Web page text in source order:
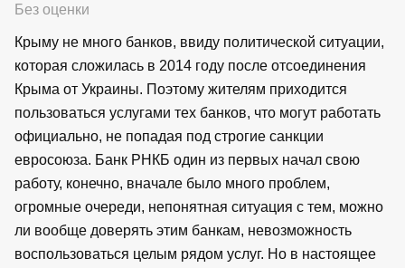
Без оценки
Крыму не много банков, ввиду политической ситуации,
которая сложилась в 2014 году после отсоединения
Крыма от Украины. Поэтому жителям приходится
пользоваться услугами тех банков, что могут работать
официально, не попадая под строгие санкции
евросоюза. Банк РНКБ один из первых начал свою
работу, конечно, вначале было много проблем,
огромные очереди, непонятная ситуация с тем, можно
ли вообще доверять этим банкам, невозможность
воспользоваться целым рядом услуг. Но в настоящее